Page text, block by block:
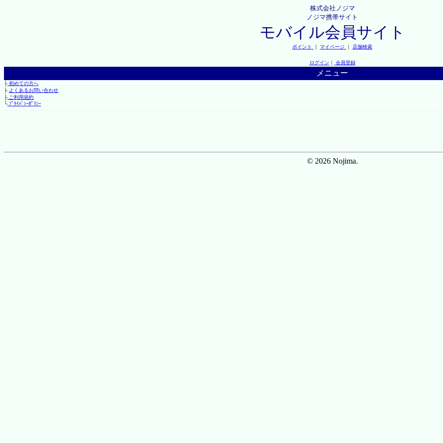
株式会社ノジマ
ノジマ携帯サイト
モバイル会員サイト
ポイント ｜ マイページ ｜ 店舗検索
ログイン ｜ 会員登録
メニュー
├初めての方へ
├ よくあるお問い合わせ
├ご利用規約
└ﾌﾟﾗｲﾊﾞｼｰﾎﾟﾘｼｰ
© 2026 Nojima.